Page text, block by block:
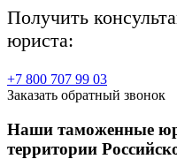
Получить
юриста:
+7 800 707 99 03
Заказать обратный звонок
Наши таможенные
территории